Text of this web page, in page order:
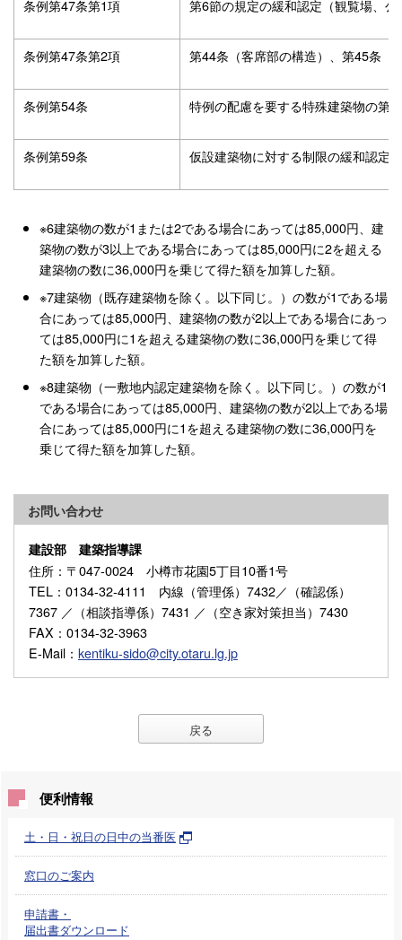
条例第47条第1項 第6節の規定の緩和認定（観覧場、
条例第47条第2項 第44条（客席部の構造）、第45条（
条例第54条 特例の配慮を要する特殊建築物の第
条例第59条 仮設建築物に対する制限の緩和認定
※6建築物の数が1または2である場合にあっては85,000円、建
築物の数が3以上である場合にあっては85,000円に2を超える
建築物の数に36,000円を乗じて得た額を加算した額。
※7建築物（既存建築物を除く。以下同じ。）の数が1である場
合にあっては85,000円、建築物の数が2以上である場合にあっ
ては85,000円に1を超える建築物の数に36,000円を乗じて得
た額を加算した額。
※8建築物（一敷地内認定建築物を除く。以下同じ。）の数が1
である場合にあっては85,000円、建築物の数が2以上である場
合にあっては85,000円に1を超える建築物の数に36,000円を
乗じて得た額を加算した額。
お問い合わせ
建設部 建築指導課
住所 ：〒047-0024 小樽市花園5丁目10番1号
TEL ：0134-32-4111 内線（管理係）7432／（確認係）
7367 ／（相談指導係）7431 ／（空き家対策担当）7430
FAX ：0134-32-3963
E-Mail ： kentiku-sido@city.otaru.lg.jp
戻る
便利情報
土・日・祝日の日中の当番医
窓口のご案内
申請書・
届出書ダウンロード